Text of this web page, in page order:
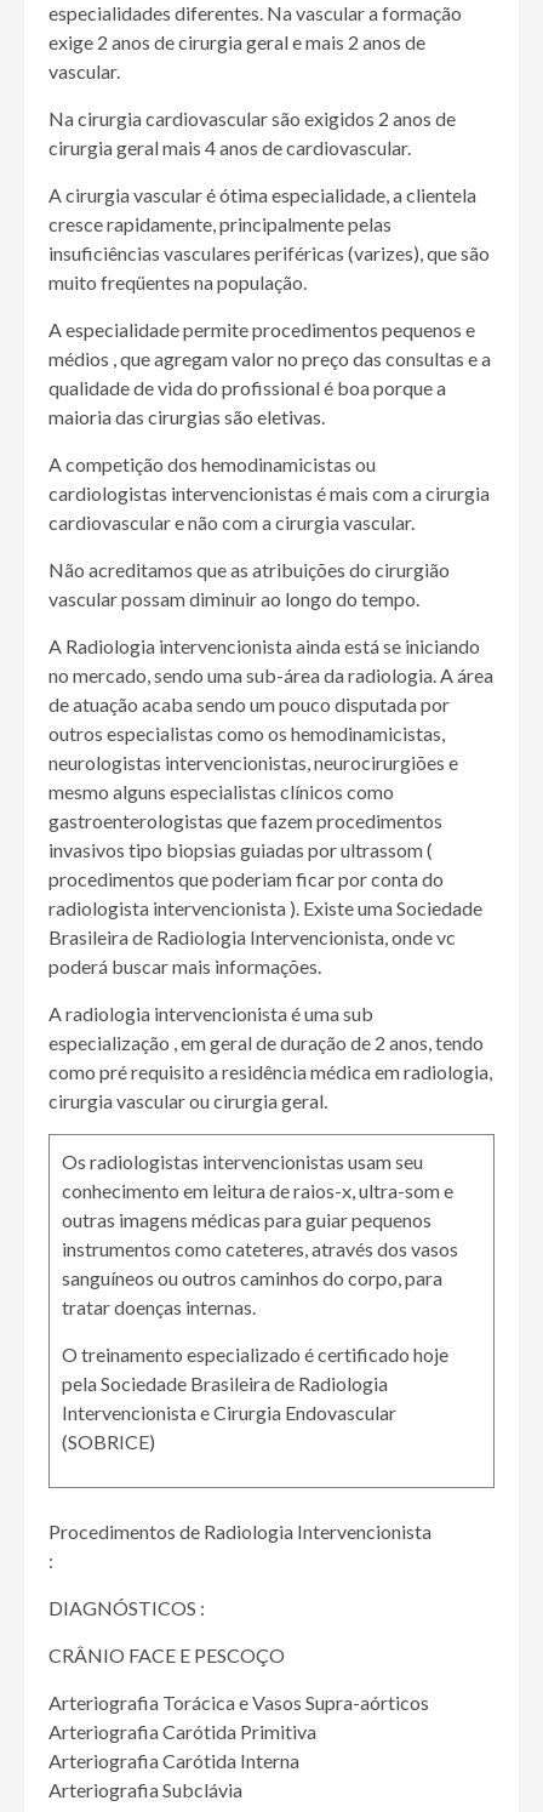
especialidades diferentes. Na vascular a formação
exige 2 anos de cirurgia geral e mais 2 anos de
vascular.
Na cirurgia cardiovascular são exigidos 2 anos de
cirurgia geral mais 4 anos de cardiovascular.
A cirurgia vascular é ótima especialidade, a clientela
cresce rapidamente, principalmente pelas
insuficiências vasculares periféricas (varizes), que são
muito freqüentes na população.
A especialidade permite procedimentos pequenos e
médios , que agregam valor no preço das consultas e a
qualidade de vida do profissional é boa porque a
maioria das cirurgias são eletivas.
A competição dos hemodinamicistas ou
cardiologistas intervencionistas é mais com a cirurgia
cardiovascular e não com a cirurgia vascular.
Não acreditamos que as atribuições do cirurgião
vascular possam diminuir ao longo do tempo.
A Radiologia intervencionista ainda está se iniciando
no mercado, sendo uma sub-área da radiologia. A área
de atuação acaba sendo um pouco disputada por
outros especialistas como os hemodinamicistas,
neurologistas intervencionistas, neurocirurgiões e
mesmo alguns especialistas clínicos como
gastroenterologistas que fazem procedimentos
invasivos tipo biopsias guiadas por ultrassom (
procedimentos que poderiam ficar por conta do
radiologista intervencionista ). Existe uma Sociedade
Brasileira de Radiologia Intervencionista, onde vc
poderá buscar mais informações.
A radiologia intervencionista é uma sub
especialização , em geral de duração de 2 anos, tendo
como pré requisito a residência médica em radiologia,
cirurgia vascular ou cirurgia geral.
Os radiologistas intervencionistas usam seu
conhecimento em leitura de raios-x, ultra-som e
outras imagens médicas para guiar pequenos
instrumentos como cateteres, através dos vasos
sanguíneos ou outros caminhos do corpo, para
tratar doenças internas.
O treinamento especializado é certificado hoje
pela Sociedade Brasileira de Radiologia
Intervencionista e Cirurgia Endovascular
(SOBRICE)
Procedimentos de Radiologia Intervencionista
:
DIAGNÓSTICOS :
CRÂNIO FACE E PESCOÇO
Arteriografia Torácica e Vasos Supra-aórticos
Arteriografia Carótida Primitiva
Arteriografia Carótida Interna
Arteriografia Subclávia